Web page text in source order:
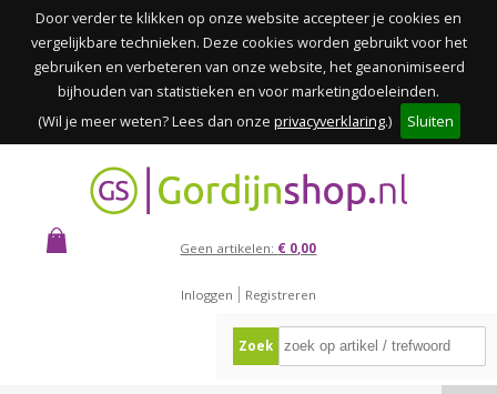
Door verder te klikken op onze website accepteer je cookies en
vergelijkbare technieken. Deze cookies worden gebruikt voor het
gebruiken en verbeteren van onze website, het geanonimiseerd
bijhouden van statistieken en voor marketingdoeleinden.
(Wil je meer weten? Lees dan onze privacyverklaring.) Sluiten
Geen artikelen: € 0,00
Inloggen Registreren
Zoek